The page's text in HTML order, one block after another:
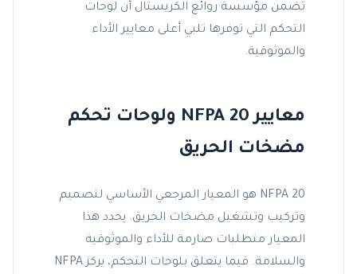
تضمن مؤسسة روائع الكريستال أن لوحات
التحكم التي توفرها تلبي أعلى معايير الأداء
والموثوقية.
معايير NFPA 20 ولوحات تحكم
مضخات الحريق
NFPA 20 هو المعيار المرجعي الأساسي لتصميم
وتركيب وتشغيل مضخات الحريق. يحدد هذا
المعيار متطلبات صارمة للأداء والموثوقية
والسلامة. فيما يتعلق بلوحات التحكم، يركز NFPA